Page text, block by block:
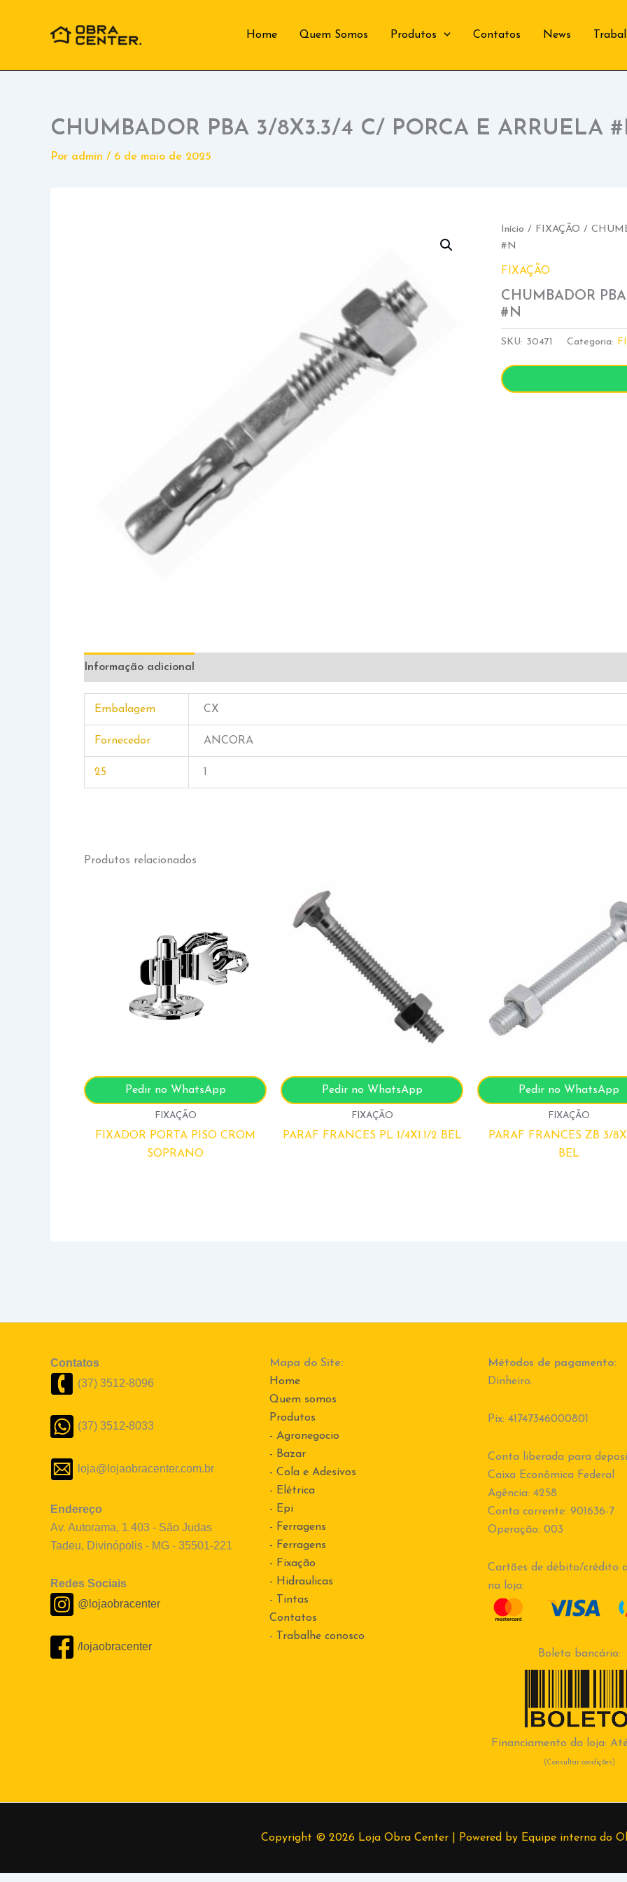
Home Quem Somos Produtos Contatos News
CHUMBADOR PBA 3/8X3.3/4 C/ PORCA E ARRUELA
Por admin / 6 de maio de 2025
Início / FIXAÇÃO /
#N
FIXAÇÃO
CHUMBADOR
#N
SKU: 30471 Categoria:
Informação adicional
Embalagem CX
Fornecedor ANCORA
25
Produtos relacionados
Pedir no WhatsApp
FIXAÇÃO
FIXADOR PORTA PISO CROM
SOPRANO
Pedir no WhatsApp
FIXAÇÃO
PARAF FRANCES PL 1/4X1.1/2 BEL
Pedir no WhatsApp
FIXAÇÃO
PARAF FRANCES ZB 3/
BEL
Contatos
(37) 3512-8096
(37) 3512-8033
loja@lojaobracenter.com.br
Endereço
Av. Autorama, 1.403 - São Judas
Tadeu, Divinópolis - MG - 35501-221
Redes Sociais
@lojaobracenter
/lojaobracenter
Mapa do Site:
Home
Quem somos
Produtos
- Agronegocio
- Bazar
- Cola e Adesivos
- Elétrica
- Epi
- Ferragens
- Ferragens
- Fixação
- Hidraulicas
- Tintas
Contatos
- Trabalhe conosco
Métodos de pagamento:
Dinheiro.
Pix: 41747346000801
Conta liberada para
Caixa Econômica Federal
Agência: 4258
Conta corrente: 901636-7
Operação: 003
Cartões de débito/crédito
na loja:
Boleto bancário:
Financiamento da loja:
(Consultar condições)
Copyright © 2026 Loja Obra Center | Powered by Equipe interna do